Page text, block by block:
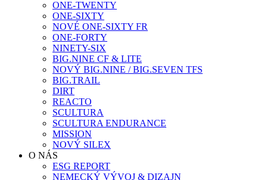
ONE-TWENTY
ONE-SIXTY
NOVÉ ONE-SIXTY FR
ONE-FORTY
NINETY-SIX
BIG.NINE CF & LITE
NOVÝ BIG.NINE / BIG.SEVEN TFS
BIG.TRAIL
DIRT
REACTO
SCULTURA
SCULTURA ENDURANCE
MISSION
NOVÝ SILEX
O NÁS
ESG REPORT
NEMECKÝ VÝVOJ & DIZAJN